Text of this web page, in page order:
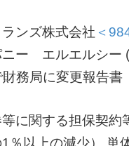
ンズ株式会社 ＜
ー エルエルシー
務局に変更報告書
に関する担保契
％以上の減少） 単